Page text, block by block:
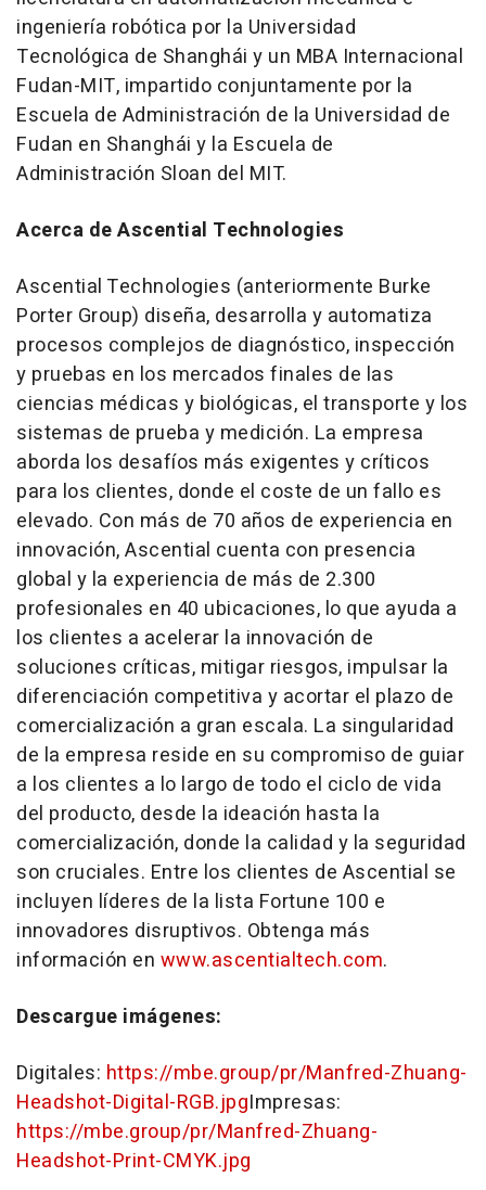
ingeniería robótica por la Universidad
Tecnológica de Shanghái y un MBA Internacional
Fudan-MIT, impartido conjuntamente por la
Escuela de Administración de la Universidad de
Fudan en Shanghái y la Escuela de
Administración Sloan del MIT.
Acerca de Ascential Technologies
Ascential Technologies (anteriormente Burke
Porter Group) diseña, desarrolla y automatiza
procesos complejos de diagnóstico, inspección
y pruebas en los mercados finales de las
ciencias médicas y biológicas, el transporte y los
sistemas de prueba y medición. La empresa
aborda los desafíos más exigentes y críticos
para los clientes, donde el coste de un fallo es
elevado. Con más de 70 años de experiencia en
innovación, Ascential cuenta con presencia
global y la experiencia de más de 2.300
profesionales en 40 ubicaciones, lo que ayuda a
los clientes a acelerar la innovación de
soluciones críticas, mitigar riesgos, impulsar la
diferenciación competitiva y acortar el plazo de
comercialización a gran escala. La singularidad
de la empresa reside en su compromiso de guiar
a los clientes a lo largo de todo el ciclo de vida
del producto, desde la ideación hasta la
comercialización, donde la calidad y la seguridad
son cruciales. Entre los clientes de Ascential se
incluyen líderes de la lista Fortune 100 e
innovadores disruptivos. Obtenga más
información en www.ascentialtech.com.
Descargue imágenes:
Digitales: https://mbe.group/pr/Manfred-Zhuang-
Headshot-Digital-RGB.jpgImpresas:
https://mbe.group/pr/Manfred-Zhuang-
Headshot-Print-CMYK.jpg